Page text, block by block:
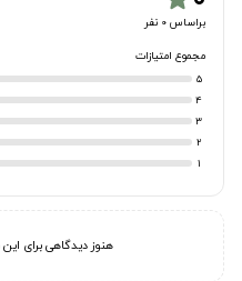
براساس 0 نفر
مجموع امتیازات
5
4
3
2
1
هنوز دیدگاهی برای